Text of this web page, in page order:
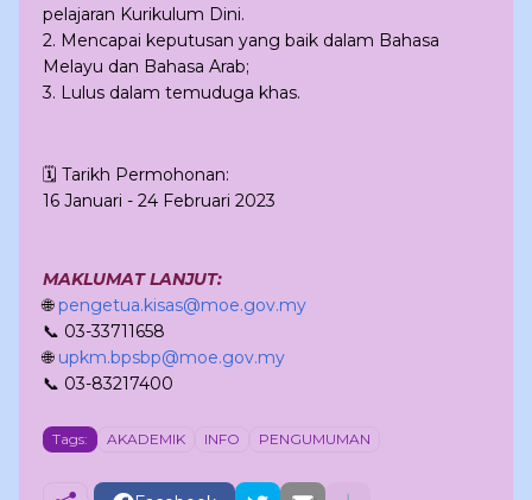
pelajaran Kurikulum Dini.
2. Mencapai keputusan yang baik dalam Bahasa
Melayu dan Bahasa Arab;
3. Lulus dalam temuduga khas.
🗓 Tarikh Permohonan:
16 Januari - 24 Februari 2023
MAKLUMAT LANJUT:
🌐pengetua.kisas@moe.gov.my
📞 03-33711658
🌐 upkm.bpsbp@moe.gov.my
📞 03-83217400
Tags: AKADEMIK INFO PENGUMUMAN